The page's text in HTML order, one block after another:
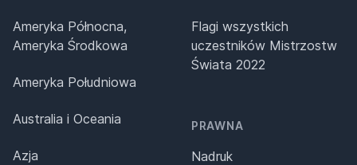
Ameryka Północna,
Ameryka Środkowa
Ameryka Południowa
Australia i Oceania
Azja
Flagi wszystkich
uczestników Mistrzostw
Świata 2022
PRAWNA
Nadruk